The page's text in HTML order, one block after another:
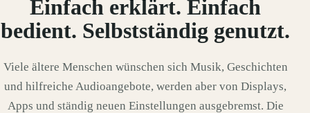
Einfach erklärt. Einfach
bedient. Selbstständig genutzt.
Viele ältere Menschen wünschen sich Musik, Geschichten
und hilfreiche Audioangebote, werden aber von Displays,
Apps und ständig neuen Einstellungen ausgebremst. Die